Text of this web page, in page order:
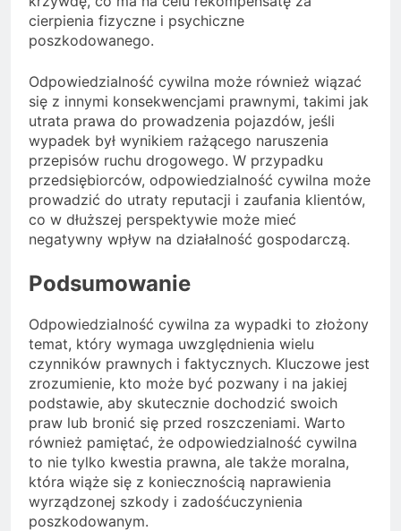
cierpienia fizyczne i psychiczne
poszkodowanego.
Odpowiedzialność cywilna może również wiązać
się z innymi konsekwencjami prawnymi, takimi jak
utrata prawa do prowadzenia pojazdów, jeśli
wypadek był wynikiem rażącego naruszenia
przepisów ruchu drogowego. W przypadku
przedsiębiorców, odpowiedzialność cywilna może
prowadzić do utraty reputacji i zaufania klientów,
co w dłuższej perspektywie może mieć
negatywny wpływ na działalność gospodarczą.
Podsumowanie
Odpowiedzialność cywilna za wypadki to złożony
temat, który wymaga uwzględnienia wielu
czynników prawnych i faktycznych. Kluczowe jest
zrozumienie, kto może być pozwany i na jakiej
podstawie, aby skutecznie dochodzić swoich
praw lub bronić się przed roszczeniami. Warto
również pamiętać, że odpowiedzialność cywilna
to nie tylko kwestia prawna, ale także moralna,
która wiąże się z koniecznością naprawienia
wyrządzonej szkody i zadośćuczynienia
poszkodowanym.